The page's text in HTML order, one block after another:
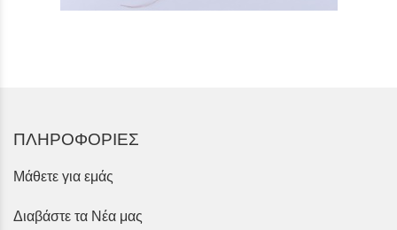
ΠΛΗΡΟΦΟΡΙΕΣ
Μάθετε για εμάς
Διαβάστε τα Νέα μας